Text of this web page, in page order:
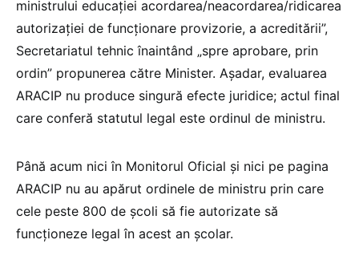
ministrului educației acordarea/neacordarea/ridicarea
autorizației de funcționare provizorie, a acreditării”,
Secretariatul tehnic înaintând „spre aprobare, prin
ordin” propunerea către Minister. Așadar, evaluarea
ARACIP nu produce singură efecte juridice; actul final
care conferă statutul legal este ordinul de ministru.
Până acum nici în Monitorul Oficial și nici pe pagina
ARACIP nu au apărut ordinele de ministru prin care
cele peste 800 de școli să fie autorizate să
funcționeze legal în acest an școlar.